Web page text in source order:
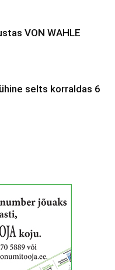
VON WAHLE
selts korraldas 6